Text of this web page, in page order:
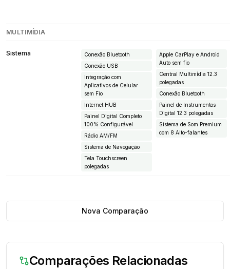
MULTIMÍDIA
Sistema
Conexão Bluetooth
Conexão USB
Integração com
Aplicativos de Celular
sem Fio
Internet HUB
Painel Digital Completo
100% Configurável
Rádio AM/FM
Sistema de Navegação
Tela Touchscreen
polegadas
Apple CarPlay e Android
Auto sem fio
Central Multimídia 12.3
polegadas
Conexão Bluetooth
Painel de Instrumentos
Digital 12.3 polegadas
Sistema de Som Premium
com 8 Alto-falantes
Nova Comparação
Comparações Relacionadas